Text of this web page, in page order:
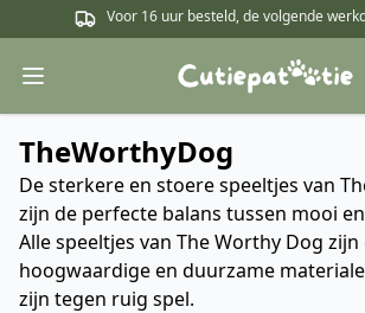
Voor 16 uur besteld, de volgende
Open main menu
TheWorthyDog
De sterkere en stoere speeltjes van
zijn de perfecte balans tussen mooi
Alle speeltjes van The Worthy Dog
hoogwaardige en duurzame
zijn tegen ruig spel.